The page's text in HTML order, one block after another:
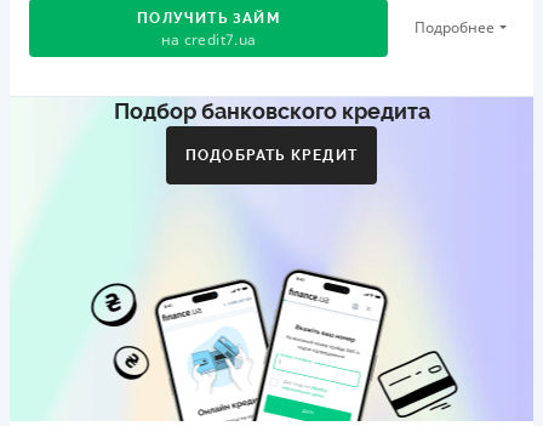
ПОЛУЧИТЬ ЗАЙМ
на credit7.ua
Подробнее
Акция: «Кешбэк за друга»
друг регистрируется и получает первый кредит (от
Бронзовый призер FinAwards 2026 «Лучшая программа
лояльности»
Первый займ
от 0,01%/день до 30 000 ₴
Подбор банковского кредита
ПОДОБРАТЬ КРЕДИТ